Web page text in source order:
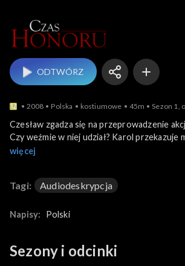
ODTWÓRZ
2008 Polska kostiumowe 45m Sezon 1,
Czesław zgadza się na przeprowadzenie
Czy weźmie w niej udział? Karol przekazuje
wiadomość, że na Pawiaku szykuje się
Bronek spotyka się z Wandą. Kobiecie grozi
niebezpieczeństwo. Czy Bronek ją ocali?
więcej
Tagi: Audiodeskrypcja
Napisy: Polski
Sezony i odcinki